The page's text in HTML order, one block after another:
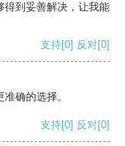
得到妥善解决，让我能
支持[0] 反对[0]
确的选择。
支持[0] 反对[0]